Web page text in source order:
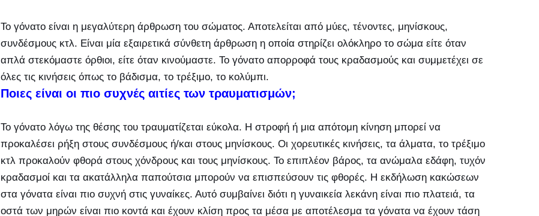
Το γόνατο είναι η μεγαλύτερη άρθρωση του σώματος. Αποτελείται από μύες, τένοντες, μηνίσκους,
συνδέσμους κτλ. Είναι μία εξαιρετικά σύνθετη άρθρωση η οποία στηρίζει ολόκληρο το σώμα είτε όταν
απλά στεκόμαστε όρθιοι, είτε όταν κινούμαστε. Το γόνατο απορροφά τους κραδασμούς και συμμετέχει σε
όλες τις κινήσεις όπως το βάδισμα, το τρέξιμο, το κολύμπι.
Ποιες είναι οι πιο συχνές αιτίες των τραυματισμών;
Το γόνατο λόγω της θέσης του τραυματίζεται εύκολα. Η στροφή ή μια απότομη κίνηση μπορεί να
προκαλέσει ρήξη στους συνδέσμους ή/και στους μηνίσκους. Οι χορευτικές κινήσεις, τα άλματα, το τρέξιμο
κτλ προκαλούν φθορά στους χόνδρους και τους μηνίσκους. Το επιπλέον βάρος, τα ανώμαλα εδάφη, τυχόν
κραδασμοί και τα ακατάλληλα παπούτσια μπορούν να επισπεύσουν τις φθορές. Η εκδήλωση κακώσεων
στα γόνατα είναι πιο συχνή στις γυναίκες. Αυτό συμβαίνει διότι η γυναικεία λεκάνη είναι πιο πλατειά, τα
οστά των μηρών είναι πιο κοντά και έχουν κλίση προς τα μέσα με αποτέλεσμα τα γόνατα να έχουν τάση